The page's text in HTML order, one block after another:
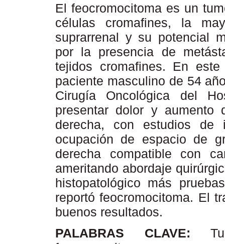
El feocromocitoma es un
células cromafines, la
suprarrenal y su potencial
por la presencia de
tejidos cromafines. En
paciente masculino de 54
Cirugía Oncológica del
presentar dolor y
derecha, con estudios de
ocupación de espacio de
derecha compatible con
ameritando abordaje
histopatológico más
reportó feocromocitoma. El
buenos resultados.
PALABRAS CLAVE: